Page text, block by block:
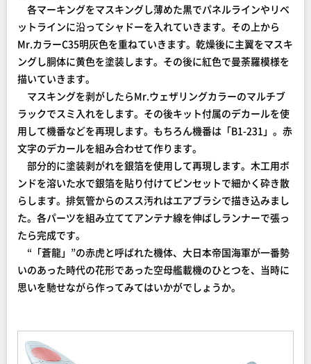
各マーキングをマスキングし薄めた黒でパネルラインやリベ
ットラインに沿ってシャドーを入れていきます。その上から
Mr.カラーC35明灰色を重ねていきます。乾燥後に主翼をマスキ
ングし胴体に黄色を塗装します。その後に紅色で曼荼羅模様を
描いていきます。
マスキングを剥がしたらMr.ウェザリングカラーのマルチブ
ラックでスミ入れをします。その後キット付属のデカールを使
用して機番などを再現します。もちろん機番は「B1-231」。赤
文字のデカールを組み合わせて作ります。
部分的に塗装剥がれを銀箔を使用して再現します。木工用ボ
ンドを溶いた水で銀箔を貼り付けてピンセットで細かく砕き散
らします。排気管からのスス汚れはエアブラシで描き込みまし
た。各パーツを組み立ててアンテナ線を伸ばしランナーで張っ
たら完成です。
“「蒼龍」”の赤虎と呼ばれた機体、大日本帝国海軍が一番勢
いのあった時代の花形であった空母艦載機のひとつを、当時に
思いを馳せながら作ってみてはいかがでしょうか。